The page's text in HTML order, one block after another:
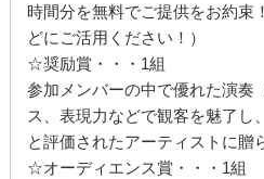
時間分を無料でご提供をお約束
どにご活用ください！）
☆奨励賞・・・1組
参加メンバーの中で優れた演奏
ス、表現力などで観客を魅了し
と評価されたアーティストに贈
☆オーディエンス賞・・・1組